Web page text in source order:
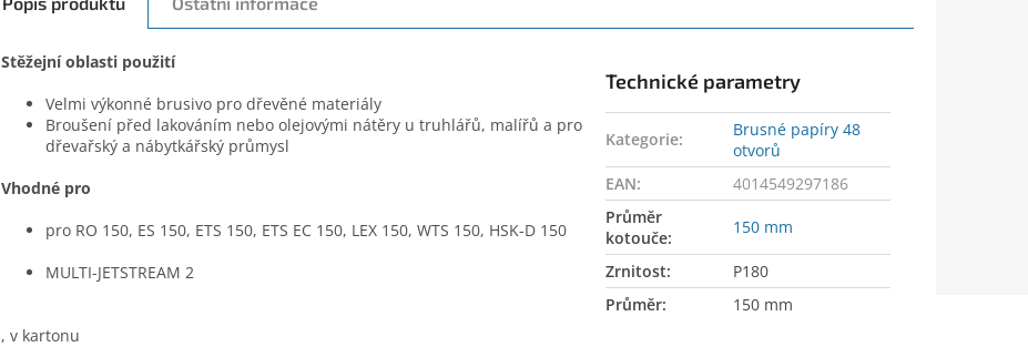
Stěžejní oblasti použití
Velmi výkonné brusivo pro dřevěné materiály
Broušení před lakováním nebo olejovými nátěry u truhlářů, malířů a pro
dřevařský a nábytkářský průmysl
Vhodné pro
pro RO 150, ES 150, ETS 150, ETS EC 150, LEX 150, WTS 150, HSK-D 150
MULTI-JETSTREAM 2
, v kartonu
Technické parametry
Kategorie:
Brusné papíry 48
otvorů
EAN:
4014549297186
Průměr
kotouče:
150 mm
Zrnitost:
P180
Průměr: 150 mm